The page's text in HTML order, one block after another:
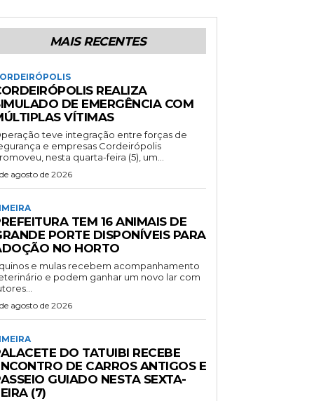
MAIS RECENTES
REALIZA
DE EMERGÊNCIA COM
VÍTIMAS
teve integração entre forças de
e empresas Cordeirópolis
nesta quarta-feira (5), um...
agosto de 2026
TEM 16 ANIMAIS DE
PORTE DISPONÍVEIS PARA
NO HORTO
e mulas recebem acompanhamento
e podem ganhar um novo lar com
agosto de 2026
DO TATUIBI RECEBE
DE CARROS ANTIGOS E
GUIADO NESTA SEXTA-
(7)